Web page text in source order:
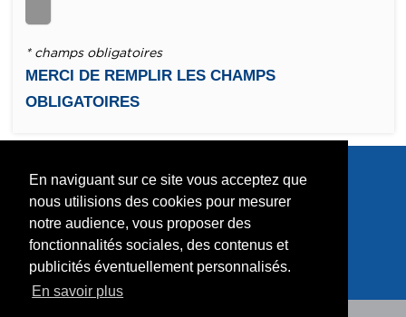
En naviguant sur ce site vous acceptez que
nous utilisions des cookies pour mesurer
notre audience, vous proposer des
fonctionnalités sociales, des contenus et
publicités éventuellement personnalisés.
En savoir plus
* champs obligatoires
MERCI DE REMPLIR LES CHAMPS
OBLIGATOIRES